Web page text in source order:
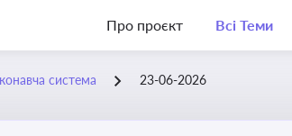
Про проєкт Всі Теми
система 23-06-2026